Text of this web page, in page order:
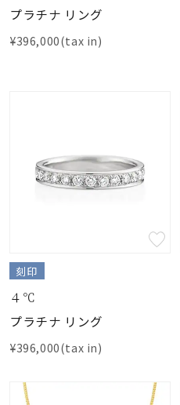
プラチナ リング
¥396,000(tax in)
刻印
４℃
プラチナ リング
¥396,000(tax in)